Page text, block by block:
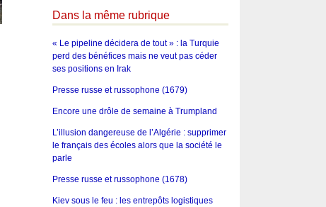
Dans la même rubrique
« Le pipeline décidera de tout » : la Turquie
perd des bénéfices mais ne veut pas céder
ses positions en Irak
Presse russe et russophone (1679)
Encore une drôle de semaine à Trumpland
L’illusion dangereuse de l’Algérie : supprimer
le français des écoles alors que la société le
parle
Presse russe et russophone (1678)
Kiev sous le feu : les entrepôts logistiques